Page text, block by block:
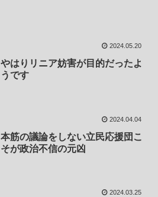
2024.05.20
やはりリニア妨害が目的だったよ
うです
2024.04.04
本筋の議論をしない立民応援団こ
そが政治不信の元凶
2024.03.25